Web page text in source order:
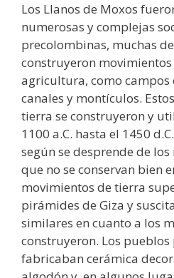
Los Llanos de Moxos
numerosas y complejas
precolombinas, muchas
construyeron
agricultura, como campos
canales y montículos.
tierra se construyeron y
1100 a.C. hasta el 1450
según se desprende de
que no se conservan bien
movimientos de tierra
pirámides de Giza y
similares en cuanto a los
construyeron. Los
fabricaban cerámica